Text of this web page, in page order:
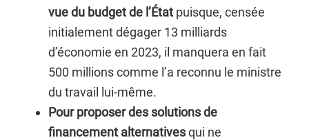
vue du budget de l’État puisque, censée
initialement dégager 13 milliards
d’économie en 2023, il manquera en fait
500 millions comme l’a reconnu le ministre
du travail lui-même.
Pour proposer des solutions de
financement alternativesqui ne